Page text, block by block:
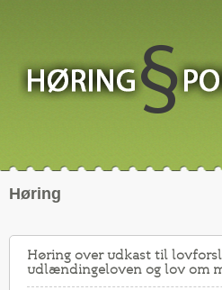
Høring
Høring over udkast til
udlændingeloven og lov om